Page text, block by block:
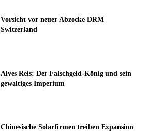
Vorsicht vor neuer Abzocke DRM
Switzerland
Alves Reis: Der Falschgeld-König und sein
gewaltiges Imperium
Chinesische Solarfirmen treiben Expansion